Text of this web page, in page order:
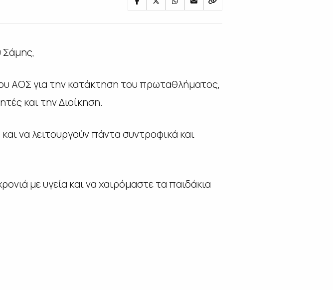
Σάμης,
ΑΟΣ για την κατάκτηση του πρωταθλήματος,
και την Διοίκηση.
να λειτουργούν πάντα συντροφικά και
με υγεία και να χαιρόμαστε τα παιδάκια